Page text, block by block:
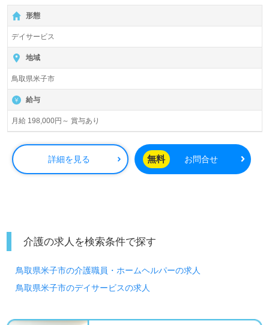
【無料】で皆さんの転職活動をサポートいたします。
形態
デイサービス
地域
鳥取県米子市
給与
月給 198,000円～ 賞与あり
詳細を見る 無料 お問合せ
介護の求人を検索条件で探す
鳥取県米子市の介護職員・ホームヘルパーの求人
鳥取県米子市のデイサービスの求人